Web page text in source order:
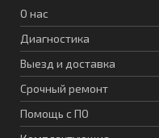
О нас
Диагностика
Выезд и доставка
Срочный ремонт
Помощь с ПО